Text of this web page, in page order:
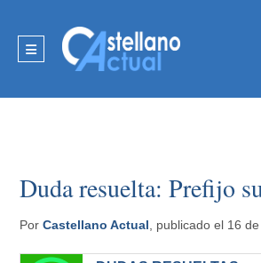
Duda resuelta: Prefijo
PorCastellano Actual , publicado el 16